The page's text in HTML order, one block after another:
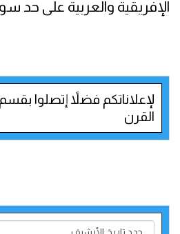
الإفريقية والعربية على حد
لإعلاناتكم فضلاً إتصلوا
القرن